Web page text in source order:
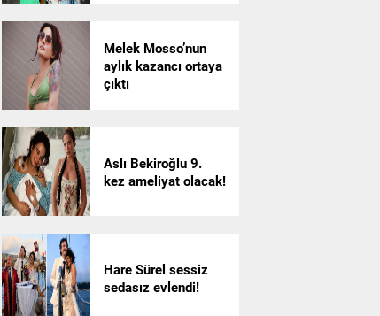
Melek Mosso’nun
aylık kazancı ortaya
çıktı
Aslı Bekiroğlu 9.
kez ameliyat olacak!
Hare Sürel sessiz
sedasız evlendi!